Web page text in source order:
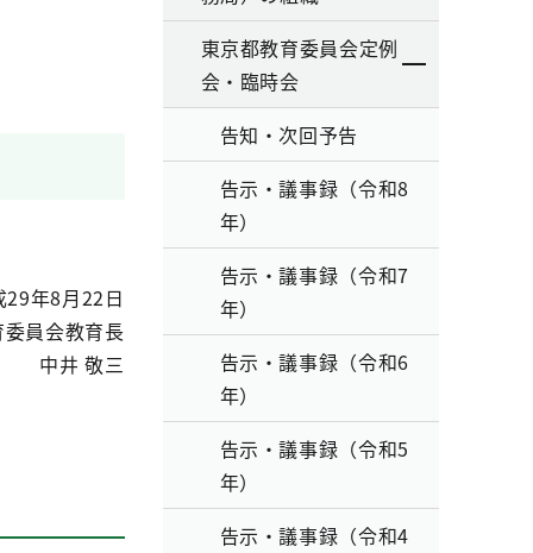
29年8月22日
員会教育長
中井 敬三
東京都教育委員会定例
会・臨時会
告知・次回予告
告示・議事録（令和8
年）
告示・議事録（令和7
年）
告示・議事録（令和6
年）
告示・議事録（令和5
年）
告示・議事録（令和4